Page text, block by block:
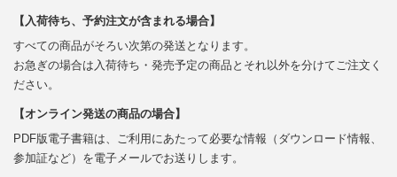
【入荷待ち、予約注文が含まれる場合】
すべての商品がそろい次第の発送となります。
お急ぎの場合は入荷待ち・発売予定の商品とそれ以外を分けてご注文く
ださい。
【オンライン発送の商品の場合】
PDF版電子書籍は、ご利用にあたって必要な情報（ダウンロード情報、
参加証など）を電子メールでお送りします。